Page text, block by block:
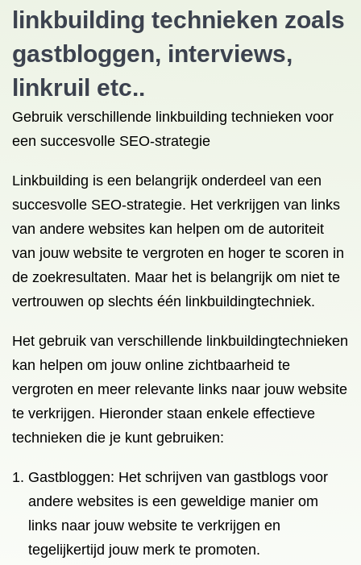
linkbuilding technieken zoals
gastbloggen, interviews,
linkruil etc..
Gebruik verschillende linkbuilding technieken voor
een succesvolle SEO-strategie
Linkbuilding is een belangrijk onderdeel van een
succesvolle SEO-strategie. Het verkrijgen van links
van andere websites kan helpen om de autoriteit
van jouw website te vergroten en hoger te scoren in
de zoekresultaten. Maar het is belangrijk om niet te
vertrouwen op slechts één linkbuildingtechniek.
Het gebruik van verschillende linkbuildingtechnieken
kan helpen om jouw online zichtbaarheid te
vergroten en meer relevante links naar jouw website
te verkrijgen. Hieronder staan enkele effectieve
technieken die je kunt gebruiken:
Gastbloggen: Het schrijven van gastblogs voor
andere websites is een geweldige manier om
links naar jouw website te verkrijgen en
tegelijkertijd jouw merk te promoten.